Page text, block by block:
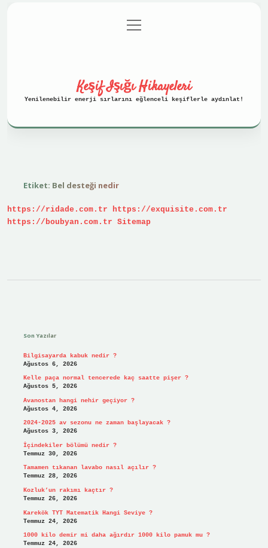
Gizlilik Politikası
menüyü
aç
Keşif Işığı Hikayeleri
Yenilenebilir enerji sırlarını eğlenceli keşiflerle aydınlat!
Etiket: Bel desteği nedir
https://ridade.com.tr
https://exquisite.com.tr
https://boubyan.com.tr Sitemap
Son Yazılar
Bilgisayarda kabuk nedir ?
Ağustos 6, 2026
Kelle paça normal tencerede kaç saatte pişer ?
Ağustos 5, 2026
Avanostan hangi nehir geçiyor ?
Ağustos 4, 2026
2024-2025 av sezonu ne zaman başlayacak ?
Ağustos 3, 2026
İçindekiler bölümü nedir ?
Temmuz 30, 2026
Tamamen tıkanan lavabo nasıl açılır ?
Temmuz 28, 2026
Kozluk’un rakımı kaçtır ?
Temmuz 26, 2026
Karekök TYT Matematik Hangi Seviye ?
Temmuz 24, 2026
1000 kilo demir mi daha ağırdır 1000 kilo pamuk mu ?
Temmuz 24, 2026